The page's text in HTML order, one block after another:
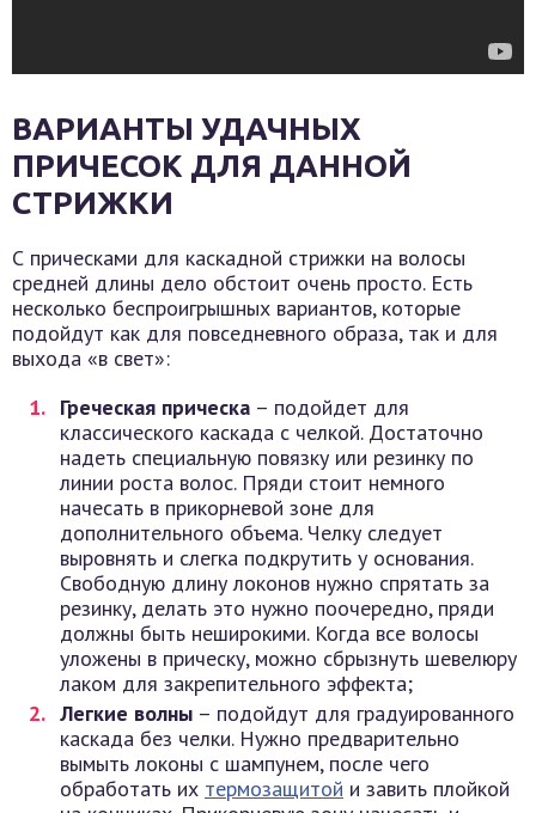
ВАРИАНТЫ УДАЧНЫХ
ПРИЧЕСОК ДЛЯ ДАННОЙ
СТРИЖКИ
С прическами для каскадной стрижки на волосы
средней длины дело обстоит очень просто. Есть
несколько беспроигрышных вариантов, которые
подойдут как для повседневного образа, так и для
выхода «в свет»:
Греческая прическа – подойдет для
классического каскада с челкой. Достаточно
надеть специальную повязку или резинку по
линии роста волос. Пряди стоит немного
начесать в прикорневой зоне для
дополнительного объема. Челку следует
выровнять и слегка подкрутить у основания.
Свободную длину локонов нужно спрятать за
резинку, делать это нужно поочередно, пряди
должны быть неширокими. Когда все волосы
уложены в прическу, можно сбрызнуть шевелюру
лаком для закрепительного эффекта;
Легкие волны – подойдут для градуированного
каскада без челки. Нужно предварительно
вымыть локоны с шампунем, после чего
обработать их термозащитой и завить плойкой